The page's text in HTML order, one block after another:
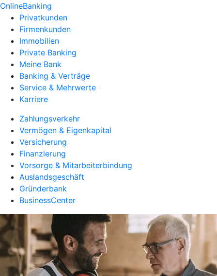
OnlineBanking
Privatkunden
Firmenkunden
Immobilien
Private Banking
Meine Bank
Banking & Verträge
Service & Mehrwerte
Karriere
Zahlungsverkehr
Vermögen & Eigenkapital
Versicherung
Finanzierung
Vorsorge & Mitarbeiterbindung
Auslandsgeschäft
Gründerbank
BusinessCenter